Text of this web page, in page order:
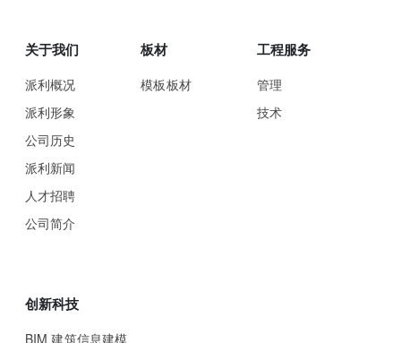
关于我们
派利概况
派利形象
公司历史
派利新闻
人才招聘
公司简介
板材
模板板材
工程服务
管理
技术
创新科技
BIM 建筑信息建模